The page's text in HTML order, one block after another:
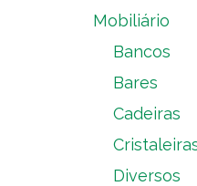
Mobiliário
Bancos
Bares
Cadeiras
Diversos